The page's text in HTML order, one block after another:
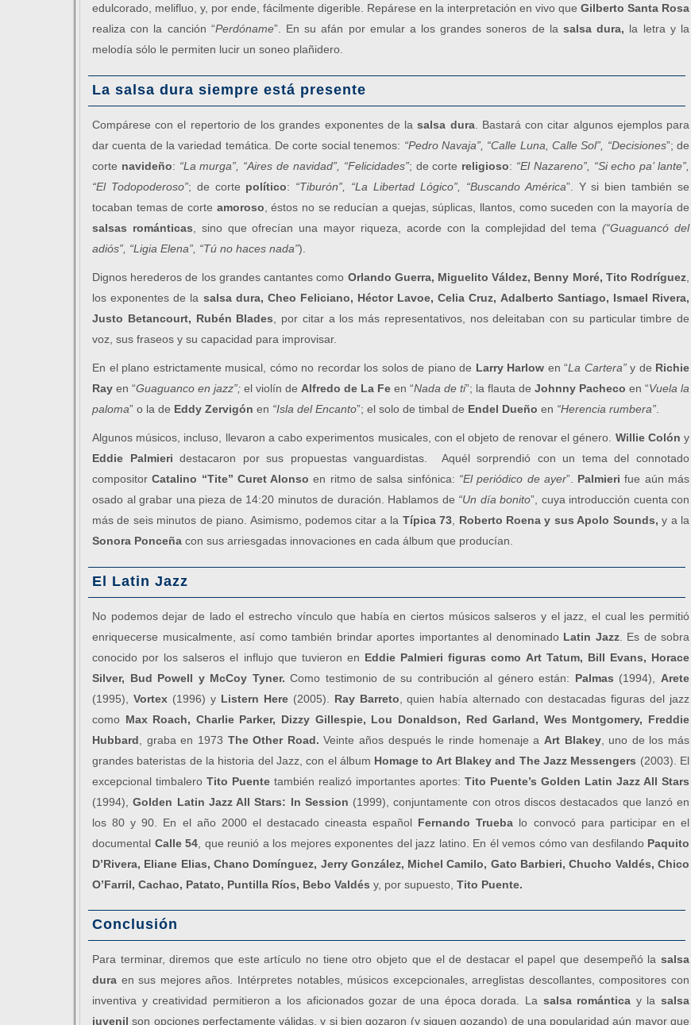
edulcorado, melifluo, y, por ende, fácilmente digerible. Repárese en la interpretación en vivo que Gilberto Santa Rosa
realiza con la canción “Perdóname”. En su afán por emular a los grandes soneros de lasalsa dura, la letra y la
melodía sólo le permiten lucir un soneo plañidero.
La salsa dura siempre está presente
Compárese con el repertorio de los grandes exponentes de lasalsa dura. Bastará con citar algunos ejemplos para
dar cuenta de la variedad temática. De corte social tenemos: “Pedro Navaja”, “Calle Luna, Calle Sol”, “Decisiones”; de
corte navideño: “La murga”, “Aires de navidad”, “Felicidades”; de corte religioso: “El Nazareno”, “Si echo pa’ lante”,
“El Todopoderoso”; de corte político: “Tiburón”, “La Libertad Lógico”, “Buscando América”. Y si bien también se
tocaban temas de corte amoroso , éstos no se reducían a quejas, súplicas, llantos, como suceden con la mayoría de
salsas románticas , sino que ofrecían una mayor riqueza, acorde con la complejidad del tema(“Guaguancó del
adiós”, “Ligia Elena”, “Tú no haces nada”).
Dignos herederos de los grandes cantantes como Orlando Guerra, Miguelito Váldez, Benny Moré, Tito Rodríguez
los exponentes de la salsa dura, Cheo Feliciano, Héctor Lavoe, Celia Cruz, Adalberto Santiago, Ismael Rivera,
Justo Betancourt, Rubén Blades , por citar a los más representativos, nos deleitaban con su particular timbre de
voz, sus fraseos y su capacidad para improvisar.
En el plano estrictamente musical, cómo no recordar los solos de piano de Larry Harlow en “La Cartera”y de Richie
Ray en “Guaguanco en jazz”; el violín de Alfredo de La Fe en “Nada de ti”; la flauta de Johnny Pacheco en “Vuela la
paloma” o la de Eddy Zervigón en “Isla del Encanto”; el solo de timbal de Endel Dueño en “Herencia rumbera”
Algunos músicos, incluso, llevaron a cabo experimentos musicales, con el objeto de renovar el género. Willie Colón y
Eddie Palmieri destacaron por sus propuestas vanguardistas. Aquél sorprendió con un tema del connotado
compositorCatalino “Tite” Curet Alonso en ritmo de salsa sinfónica: “El periódico de ayer”. Palmierifue aún más
osado al grabar una pieza de 14:20 minutos de duración. Hablamos de “Un día bonito”, cuya introducción cuenta con
más de seis minutos de piano. Asimismo, podemos citar a la Típica 73 Roberto Roena y sus Apolo Sounds,y a la
Sonora Ponceña con sus arriesgadas innovaciones en cada álbum que producían.
El Latin Jazz
No podemos dejar de lado el estrecho vínculo que había en ciertos músicos salseros y el jazz, el cual les permitió
enriquecerse musicalmente, así como también brindar aportes importantes al denominado Latin Jazz. Es de sobra
conocido por los salseros el influjo que tuvieron en Eddie Palmierifiguras como Art Tatum, Bill Evans, Horace
Silver, Bud Powell y McCoy Tyner. Como testimonio de su contribución al género están: Palmas (1994), Arete
(1995), Vortex(1996) y Listern Here(2005). Ray Barreto , quien había alternado con destacadas figuras del jazz
como Max Roach, Charlie Parker, Dizzy Gillespie, Lou Donaldson, Red Garland, Wes Montgomery, Freddie
Hubbard , graba en 1973 The Other Road. Veinte años después le rinde homenaje a Art Blakey, uno de los más
grandes bateristas de la historia del Jazz, con el álbum Homage to Art Blakey and The Jazz Messengers (2003). El
excepcional timbalero Tito Puente también realizó importantes aportes: Tito Puente’s Golden Latin Jazz All Stars
(1994),Golden Latin Jazz All Stars: In Session (1999), conjuntamente con otros discos destacados que lanzó en
los 80 y 90. En el año 2000 el destacado cineasta español Fernando Trueba lo convocó para participar en el
documental Calle 54 , que reunió a los mejores exponentes del jazz latino. En él vemos cómo van desfilandoPaquito
D’Rivera, Eliane Elias, Chano Domínguez, Jerry González, Michel Camilo, Gato Barbieri, Chucho Valdés, Chico
O’Farril, Cachao, Patato, Puntilla Ríos, Bebo Valdés y, por supuesto, Tito Puente.
Conclusión
Para terminar, diremos que este artículo no tiene otro objeto que el de destacar el papel que desempeñó la salsa
dura en sus mejores años. Intérpretes notables, músicos excepcionales, arreglistas descollantes, compositores con
inventiva y creatividad permitieron a los aficionados gozar de una época dorada. La salsa romántica y lasalsa
juvenil son opciones perfectamente válidas, y si bien gozaron (y siguen gozando) de una popularidad aún mayor que